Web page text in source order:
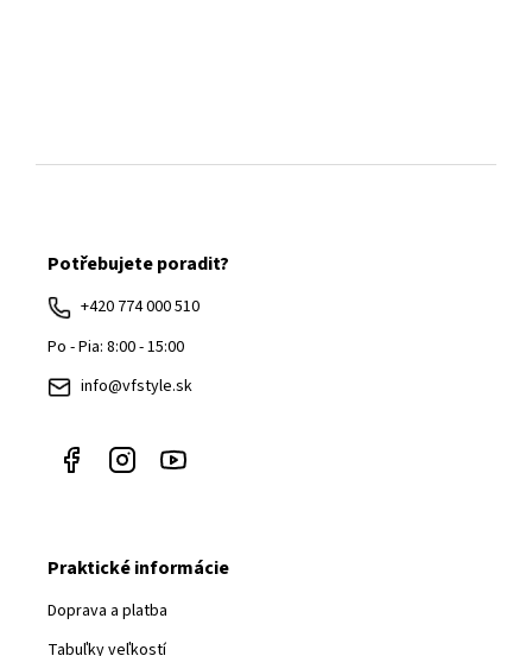
Potřebujete poradit?
+420 774 000 510
Po - Pia: 8:00 - 15:00
info@vfstyle.sk
Praktické informácie
Doprava a platba
Tabuľky veľkostí